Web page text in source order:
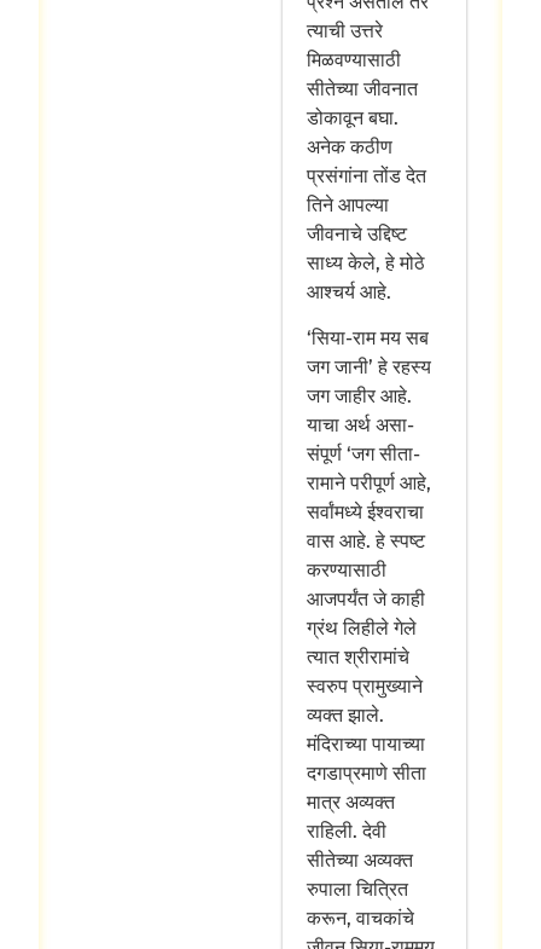
त्याची उत्तरे
मिळवण्यासाठी
सीतेच्या जीवनात
डोकावून बघा.
अनेक कठीण
प्रसंगांना तोंड देत
तिने आपल्या
जीवनाचे उद्दिष्ट
साध्य केले, हे मोठे
आश्चर्य आहे.
‘सिया-राम मय सब
जग जानी’ हे रहस्य
जग जाहीर आहे.
याचा अर्थ असा-
संपूर्ण ‘जग सीता-
रामाने परीपूर्ण आहे,
सर्वांमध्ये ईश्वराचा
वास आहे. हे स्पष्ट
करण्यासाठी
आजपर्यंत जे काही
ग्रंथ लिहीले गेले
त्यात श्रीरामांचे
स्वरुप प्रामुख्याने
व्यक्त झाले.
मंदिराच्या पायाच्या
दगडाप्रमाणे सीता
मात्र अव्यक्त
राहिली. देवी
सीतेच्या अव्यक्त
रुपाला चित्रित
करून, वाचकांचे